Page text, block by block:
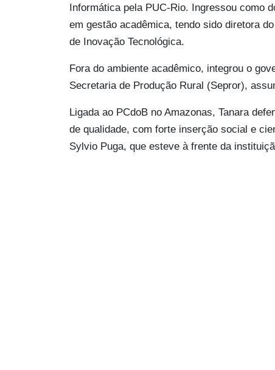
Informática pela PUC-Rio. Ingressou como
em gestão acadêmica, tendo sido diretora
de Inovação Tecnológica.
Fora do ambiente acadêmico, integrou o
Secretaria de Produção Rural (Sepror),
Ligada ao PCdoB no Amazonas, Tanara
de qualidade, com forte inserção social e
Sylvio Puga, que esteve à frente da